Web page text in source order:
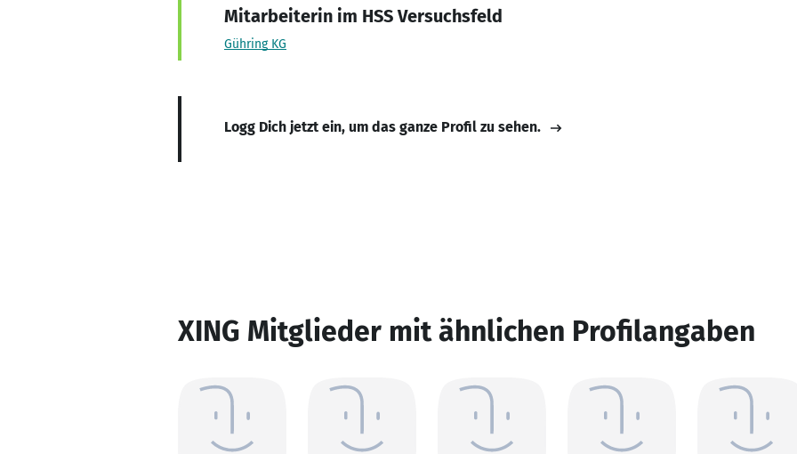
Mitarbeiterin im HSS Versuchsfeld
Gühring KG
Logg Dich jetzt ein, um das ganze Profil zu sehen.
XING Mitglieder mit ähnlichen Profilangaben